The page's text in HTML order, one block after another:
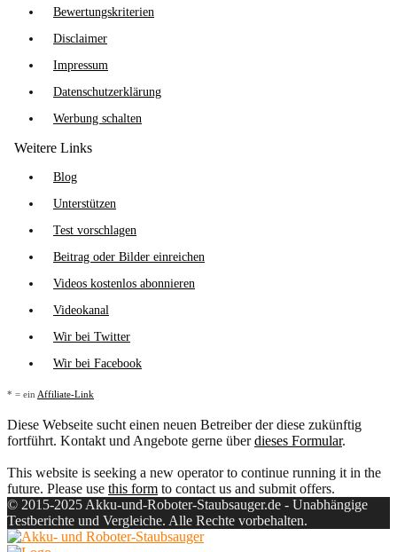
Bewertungskriterien
Disclaimer
Impressum
Datenschutzerklärung
Werbung schalten
Weitere Links
Blog
Unterstützen
Test vorschlagen
Beitrag oder Bilder einreichen
Videos kostenlos abonnieren
Videokanal
Wir bei Twitter
Wir bei Facebook
* = ein Affiliate-Link
Diese Webseite sucht einen neuen Betreiber der diese zukünftig
fortführt. Kontakt und Angebote gerne überdieses Formular.
This website is seeking a new operator to continue running it in the
future. Please use this form to contact us and submit offers.
© 2015-2025 Akku-und-Roboter-Staubsauger.de - Unabhängige
Testberichte und Vergleiche. Alle Rechte vorbehalten.